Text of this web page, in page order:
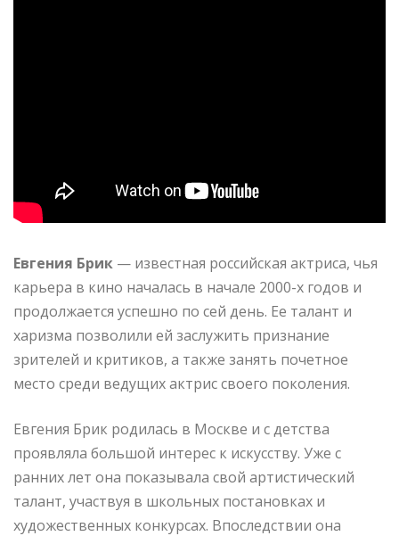
Евгения Брик — известная российская актриса, чья
карьера в кино началась в начале 2000-х годов и
продолжается успешно по сей день. Ее талант и
харизма позволили ей заслужить признание
зрителей и критиков, а также занять почетное
место среди ведущих актрис своего поколения.
Евгения Брик родилась в Москве и с детства
проявляла большой интерес к искусству. Уже с
ранних лет она показывала свой артистический
талант, участвуя в школьных постановках и
художественных конкурсах. Впоследствии она